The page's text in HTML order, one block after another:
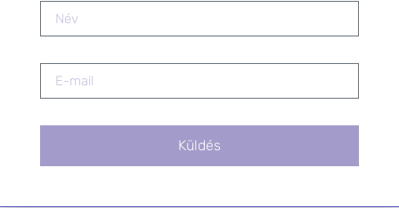
2025.09.23.
Küldés